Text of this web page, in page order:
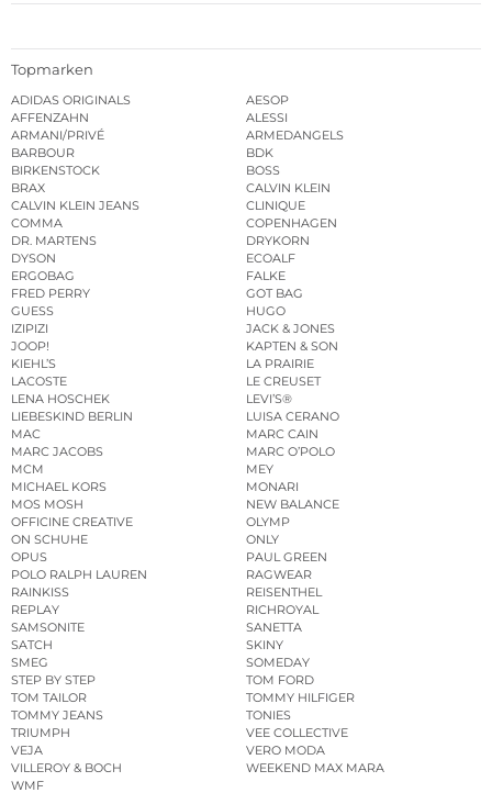
Topmarken
ADIDAS ORIGINALS
AESOP
AFFENZAHN
ALESSI
ARMANI/PRIVÉ
ARMEDANGELS
BARBOUR
BDK
BIRKENSTOCK
BOSS
BRAX
CALVIN KLEIN
CALVIN KLEIN JEANS
CLINIQUE
COMMA
COPENHAGEN
DR. MARTENS
DRYKORN
DYSON
ECOALF
ERGOBAG
FALKE
FRED PERRY
GOT BAG
GUESS
HUGO
IZIPIZI
JACK & JONES
JOOP!
KAPTEN & SON
KIEHL’S
LA PRAIRIE
LACOSTE
LE CREUSET
LENA HOSCHEK
LEVI’S®
LIEBESKIND BERLIN
LUISA CERANO
MAC
MARC CAIN
MARC JACOBS
MARC O’POLO
MCM
MEY
MICHAEL KORS
MONARI
MOS MOSH
NEW BALANCE
OFFICINE CREATIVE
OLYMP
ON SCHUHE
ONLY
OPUS
PAUL GREEN
POLO RALPH LAUREN
RAGWEAR
RAINKISS
REISENTHEL
REPLAY
RICHROYAL
SAMSONITE
SANETTA
SATCH
SKINY
SMEG
SOMEDAY
STEP BY STEP
TOM FORD
TOM TAILOR
TOMMY HILFIGER
TOMMY JEANS
TONIES
TRIUMPH
VEE COLLECTIVE
VEJA
VERO MODA
VILLEROY & BOCH
WEEKEND MAX MARA
WMF